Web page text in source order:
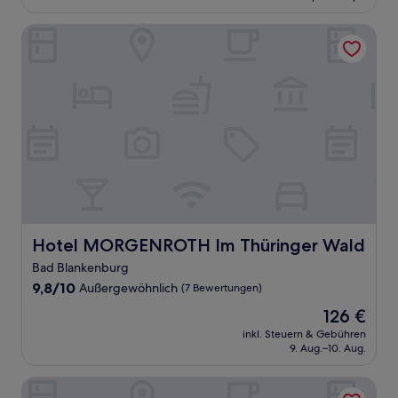
Hotel MORGENROTH Im Thüringer Wald
Hotel MORGENROTH Im Thüringer Wald
Bad Blankenburg
9.8
9,8/10 Außergewöhnlich (7 Bewertungen)
Der
Preis
beträgt
126 €
inkl. Steuern & Gebühren
9. Aug.–10. Aug.